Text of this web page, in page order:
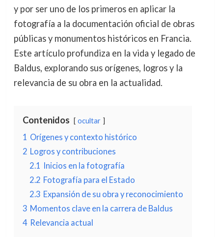
y por ser uno de los primeros en aplicar la
fotografía a la documentación oficial de obras
públicas y monumentos históricos en Francia.
Este artículo profundiza en la vida y legado de
Baldus, explorando sus orígenes, logros y la
relevancia de su obra en la actualidad.
Contenidos ocultar
1 Orígenes y contexto histórico
2 Logros y contribuciones
2.1 Inicios en la fotografía
2.2 Fotografía para el Estado
2.3 Expansión de su obra y reconocimiento
3 Momentos clave en la carrera de Baldus
4 Relevancia actual